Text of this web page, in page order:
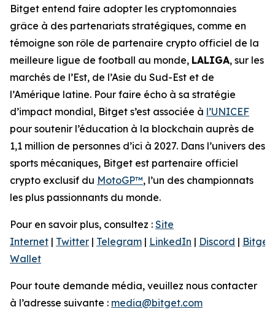
Bitget entend faire adopter les cryptomonnaies
grâce à des partenariats stratégiques, comme en
témoigne son rôle de partenaire crypto officiel de la
meilleure ligue de football au monde, LALIGA, sur les
marchés de l’Est, de l’Asie du Sud-Est et de
l’Amérique latine. Pour faire écho à sa stratégie
d’impact mondial, Bitget s’est associée à l’UNICEF
pour soutenir l’éducation à la blockchain auprès de
1,1 million de personnes d’ici à 2027. Dans l’univers des
sports mécaniques, Bitget est partenaire officiel
crypto exclusif du MotoGP™, l’un des championnats
les plus passionnants du monde.
Pour en savoir plus, consultez : Site
Internet | Twitter | Telegram | LinkedIn | Discord | Bitget
Wallet
Pour toute demande média, veuillez nous contacter
à l’adresse suivante : media@bitget.com